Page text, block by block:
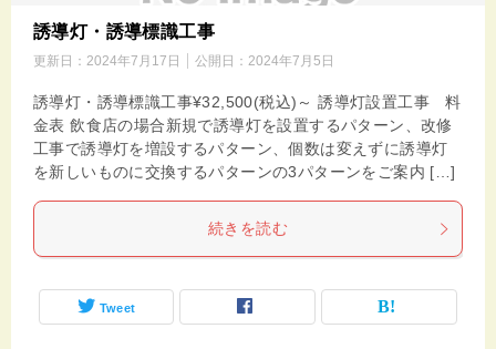
誘導灯・誘導標識工事
更新日： 2024年7月17日 公開日： 2024年7月5日
誘導灯・誘導標識工事¥32,500(税込)～ 誘導灯設置工事 料
金表 飲食店の場合新規で誘導灯を設置するパターン、改修
工事で誘導灯を増設するパターン、個数は変えずに誘導灯
を新しいものに交換するパターンの3パターンをご案内 […]
続きを読む
Tweet